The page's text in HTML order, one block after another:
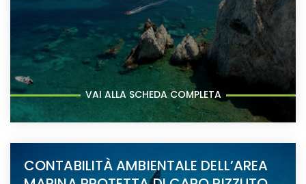
VAI ALLA SCHEDA COMPLETA
CONTABILITÀ AMBIENTALE DELL’AREA